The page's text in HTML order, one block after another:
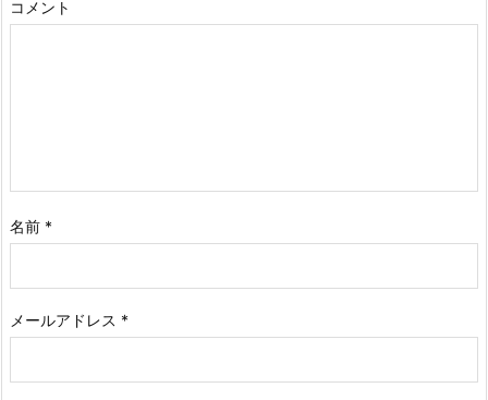
コメント
名前 *
メールアドレス *